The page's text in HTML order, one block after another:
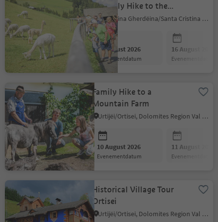
Leisurely Hike to the
Alpaca Farm
S.Crestina Gherdëina/Santa Cristina Val Gardana, Dolomites Region Val Gardena
09 August 2026
evenementdatum
16 August 2026
evenementdatum
Family Hike to a
Mountain Farm
Urtijëi/Ortisei, Dolomites Region Val Gardena
10 August 2026
evenementdatum
11 August 2026
evenementdatum
Historical Village Tour
Ortisei
Urtijëi/Ortisei, Dolomites Region Val Gardena